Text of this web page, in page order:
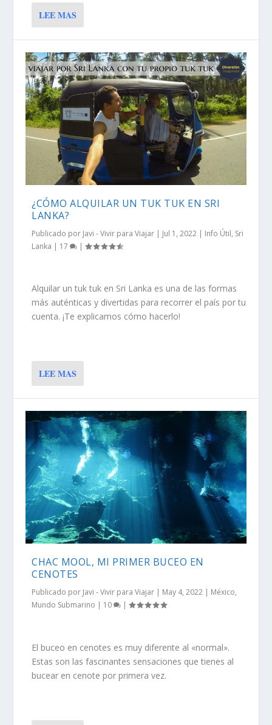
LEE MAS
¿CÓMO ALQUILAR UN TUK TUK EN SRI
LANKA?
Publicado por Javi - Vivir para Viajar | Jul 1, 2022 | Info Útil, Sri
Lanka | 17 |
Alquilar un tuk tuk en Sri Lanka es una de las formas
más auténticas y divertidas para recorrer el país por tu
cuenta. ¡Te explicamos cómo hacerlo!
LEE MAS
CHAC MOOL, MI PRIMER BUCEO EN
CENOTES
Publicado por Javi - Vivir para Viajar | May 4, 2022 | México,
Mundo Submarino | 10 |
El buceo en cenotes es muy diferente al «normal».
Estas son las fascinantes sensaciones que tienes al
bucear en cenote por primera vez.